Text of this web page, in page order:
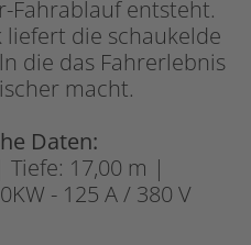
Fahrablauf entsteht.
liefert die schaukelde
die das Fahrerlebnis
macht.
Daten:
17,00 m |
- 125 A / 380 V